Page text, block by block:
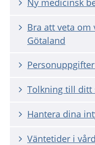
Ny medicinsk
Bra att veta om
Götaland
Tolkning till ditt
Hantera dina
Väntetider i